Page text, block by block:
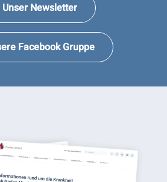
Unser Newsletter
Facebook Gruppe